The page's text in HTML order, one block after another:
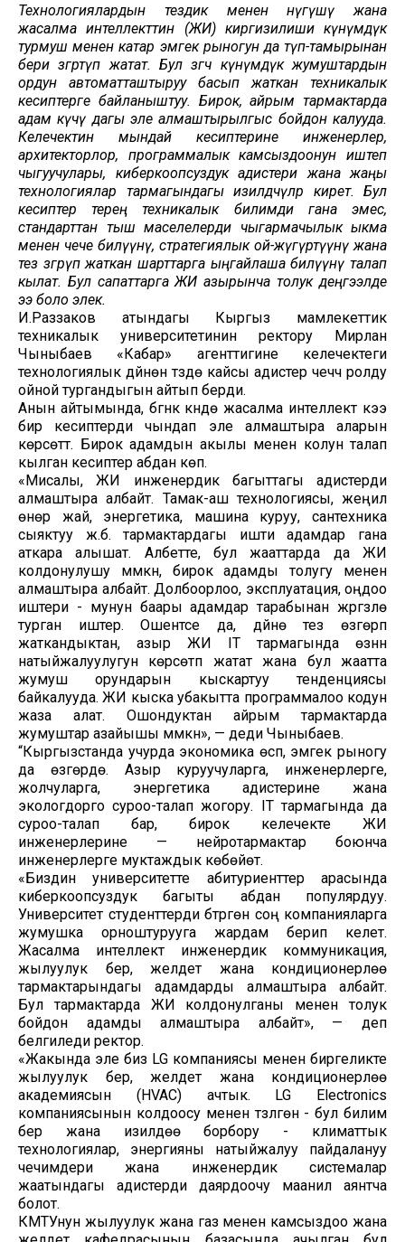
Технологиялардын тездик менен өнүгүшү жана
жасалма интеллекттин (ЖИ) киргизилиши күнүмдүк
турмуш менен катар эмгек рыногун да түп-тамырынан
бери өзгөртүп жатат. Бул өзгөчө күнүмдүк жумуштардын
ордун автоматташтыруу басып жаткан техникалык
кесиптерге байланыштуу. Бирок, айрым тармактарда
адам күчү дагы эле алмаштырылгыс бойдон калууда.
Келечектин мындай кесиптерине инженерлер,
архитекторлор, программалык камсыздоонун иштеп
чыгуучулары, киберкоопсуздук адистери жана жаңы
технологиялар тармагындагы изилдөөчүлөр кирет. Бул
кесиптер терең техникалык билимди гана эмес,
стандарттан тыш маселелерди чыгармачылык ыкма
менен чече билүүнү, стратегиялык ой-жүгүртүүнү жана
тез өзгөрүп жаткан шарттарга ыңгайлаша билүүнү талап
кылат. Бул сапаттарга ЖИ азырынча толук деңгээлде
ээ боло элек.
И.Раззаков атындагы Кыргыз мамлекеттик
техникалык университетинин ректору Мирлан
Чыныбаев «Кабар» агенттигине келечектеги
технологиялык дүйнөнү түзүүдө кайсы адистер чечүүчү ролду
ойной тургандыгын айтып берди.
Анын айтымында, бүгүнкү күндө жасалма интеллект кээ
бир кесиптерди чындап эле алмаштыра аларын
көрсөттү. Бирок адамдын акылы менен колун талап
кылган кесиптер абдан көп.
«Мисалы, ЖИ инженердик багыттагы адистерди
алмаштыра албайт. Тамак-аш технологиясы, жеңил
өнөр жай, энергетика, машина куруу, сантехника
сыяктуу ж.б. тармактардагы ишти адамдар гана
аткара алышат. Албетте, бул жааттарда да ЖИ
колдонулушу мүмкүн, бирок адамды толугу менен
алмаштыра албайт. Долбоорлоо, эксплуатация, оңдоо
иштери - мунун баары адамдар тарабынан жүргүзүлө
турган иштер. Ошентсе да, дүйнө тез өзгөрүп
жаткандыктан, азыр ЖИ IT тармагында өзүнүн
натыйжалуулугун көрсөтүп жатат жана бул жаатта
жумуш орундарын кыскартуу тенденциясы
байкалууда. ЖИ кыска убакытта программалоо кодун
жаза алат. Ошондуктан айрым тармактарда
жумуштар азайышы мүмкүн», — деди Чыныбаев.
“Кыргызстанда учурда экономика өсүп, эмгек рыногу
да өзгөрүүдө. Азыр куруучуларга, инженерлерге,
жолчуларга, энергетика адистерине жана
экологдорго суроо-талап жогору. IT тармагында да
суроо-талап бар, бирок келечекте ЖИ
инженерлерине — нейротармактар боюнча
инженерлерге муктаждык көбөйөт.
«Биздин университетте абитуриенттер арасында
киберкоопсуздук багыты абдан популярдуу.
Университет студенттерди бүтүргөн соң компанияларга
жумушка орноштурууга жардам берип келет.
Жасалма интеллект инженердик коммуникация,
жылуулук берүү, желдетүү жана кондиционерлөө
тармактарындагы адамдарды алмаштыра албайт.
Бул тармактарда ЖИ колдонулганы менен толук
бойдон адамды алмаштыра албайт», — деп
белгиледи ректор.
«Жакында эле биз LG компаниясы менен биргеликте
жылуулук берүү, желдетүү жана кондиционерлөө
академиясын (HVAC) ачтык. LG Electronics
компаниясынын колдоосу менен түзүлгөн - бул билим
берүү жана изилдөө борбору - климаттык
технологиялар, энергияны натыйжалуу пайдалануу
чечимдери жана инженердик системалар
жаатындагы адистерди даярдоочу маанилүү аянтча
болот.
КМТУнун жылуулук жана газ менен камсыздоо жана